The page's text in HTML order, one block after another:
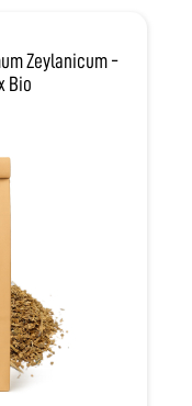
Zeylanicum -
Bio